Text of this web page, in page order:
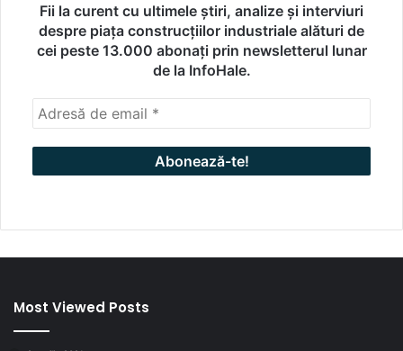
Fii la curent cu ultimele știri, analize și interviuri
despre piața construcțiilor industriale alături de
cei peste 13.000 abonați prin newsletterul lunar
de la InfoHale.
Most Viewed Posts